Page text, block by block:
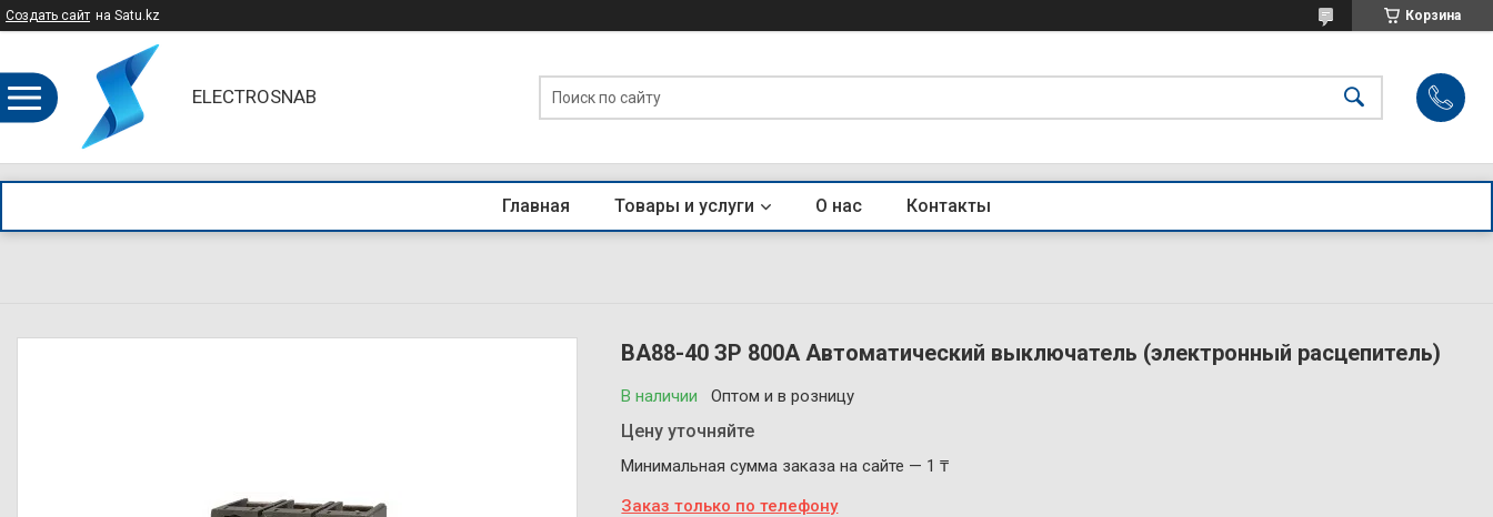
Создать сайт на Satu.kz Корзина
ELECTROSNAB
Главная Товары и услуги О нас Контакты
ВА88-40 ЗР 800А Автоматический выключатель (электронный расцепитель)
В наличии Оптом и в розницу
Цену уточняйте
Минимальная сумма заказа на сайте — 1 ₸
Заказ только по телефону